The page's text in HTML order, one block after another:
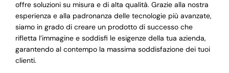
offre soluzioni su misura e di alta qualità. Grazie alla nostra
esperienza e alla padronanza delle tecnologie più avanzate,
siamo in grado di creare un prodotto di successo che
rifletta l’immagine e soddisfi le esigenze della tua azienda,
garantendo al contempo la massima soddisfazione dei tuoi
clienti.